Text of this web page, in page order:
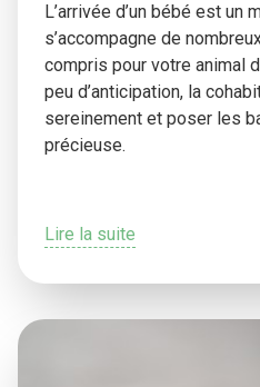
L’arrivée d’un bébé est un
s’accompagne de
compris pour votre animal
peu d’anticipation, la
sereinement et poser les
précieuse.
Lire la suite